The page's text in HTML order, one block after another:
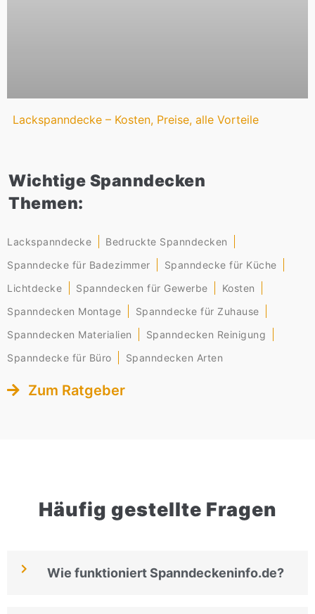
Lackspanndecke – Kosten, Preise, alle Vorteile
Wichtige Spanndecken
Themen:
Lackspanndecke
Bedruckte Spanndecken
Spanndecke für Badezimmer
Spanndecke für Küche
Lichtdecke
Spanndecken für Gewerbe
Kosten
Spanndecken Montage
Spanndecke für Zuhause
Spanndecken Materialien
Spanndecken Reinigung
Spanndecke für Büro
Spanndecken Arten
Zum Ratgeber
Häufig gestellte Fragen
Wie funktioniert Spanndeckeninfo.de?